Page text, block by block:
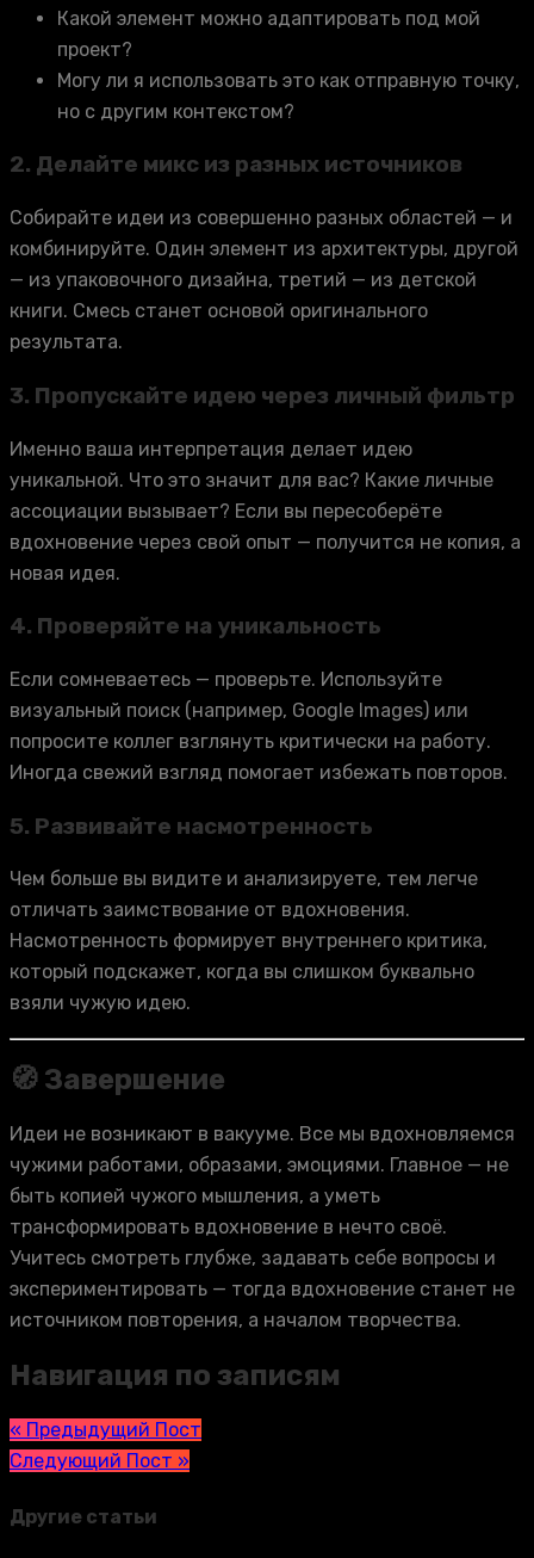
Какой элемент можно адаптировать под мой
проект?
Могу ли я использовать это как отправную точку,
но с другим контекстом?
2. Делайте микс из разных источников
Собирайте идеи из совершенно разных областей — и
комбинируйте. Один элемент из архитектуры, другой
— из упаковочного дизайна, третий — из детской
книги. Смесь станет основой оригинального
результата.
3. Пропускайте идею через личный фильтр
Именно ваша интерпретация делает идею
уникальной. Что это значит для вас? Какие личные
ассоциации вызывает? Если вы пересоберёте
вдохновение через свой опыт — получится не копия, а
новая идея.
4. Проверяйте на уникальность
Если сомневаетесь — проверьте. Используйте
визуальный поиск (например, Google Images) или
попросите коллег взглянуть критически на работу.
Иногда свежий взгляд помогает избежать повторов.
5. Развивайте насмотренность
Чем больше вы видите и анализируете, тем легче
отличать заимствование от вдохновения.
Насмотренность формирует внутреннего критика,
который подскажет, когда вы слишком буквально
взяли чужую идею.
🧭 Завершение
Идеи не возникают в вакууме. Все мы вдохновляемся
чужими работами, образами, эмоциями. Главное — не
быть копией чужого мышления, а уметь
трансформировать вдохновение в нечто своё.
Учитесь смотреть глубже, задавать себе вопросы и
экспериментировать — тогда вдохновение станет не
источником повторения, а началом творчества.
Навигация по записям
« Предыдущий Пост
Следующий Пост »
Другие статьи